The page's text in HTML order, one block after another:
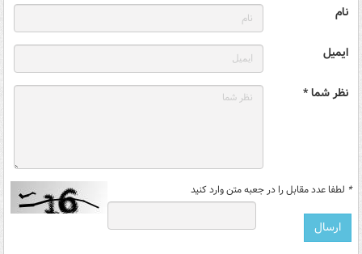
نام
ایمیل
نظر شما *
* لطفا عدد مقابل را در جعبه متن وارد کنید